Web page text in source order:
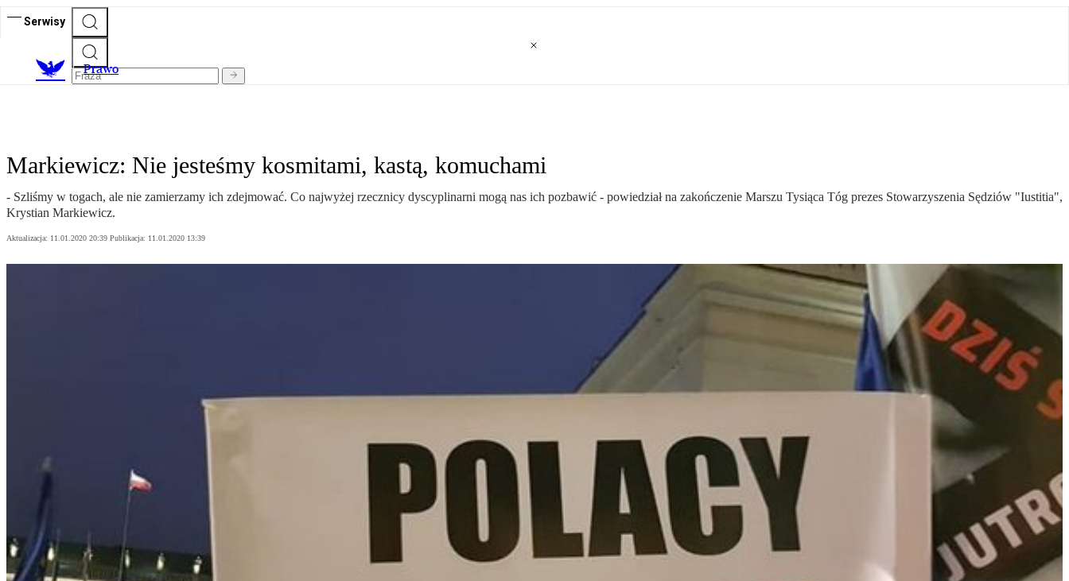
Serwisy
Prawo
Markiewicz: Nie jesteśmy kosmitami, kastą, komuchami
- Szliśmy w togach, ale nie zamierzamy ich zdejmować. Co najwyżej rzecznicy dyscyplinarni mogą nas ich pozbawić - powiedział na zakończenie Marszu Tysiąca Tóg prezes Stowarzyszenia Sędziów "Iustitia",
Krystian Markiewicz.
Aktualizacja: 11.01.2020 20:39 Publikacja: 11.01.2020 13:39